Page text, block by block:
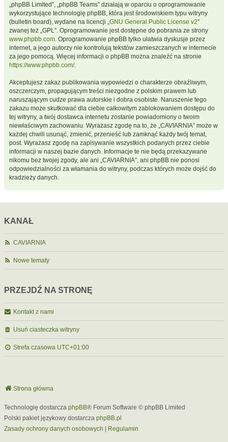
„phpBB Limited”, „phpBB Teams” działają w oparciu o oprogramowanie
wykorzystujące technologię phpBB, która jest środowiskiem typu witryny
(bulletin board), wydane na licencji „GNU General Public License v2”
zwanej też „GPL”. Oprogramowanie jest dostępne do pobrania ze strony
www.phpbb.com. Oprogramowanie phpBB tylko ułatwia dyskusje przez
internet, a jego autorzy nie kontrolują tekstów zamieszczanych w internecie
za jego pomocą. Więcej informacji o phpBB można znaleźć na stronie
https://www.phpbb.com/.
Akceptujesz zakaz publikowania wypowiedzi o charakterze obraźliwym,
oszczerczym, propagującym treści niezgodne z polskim prawem lub
naruszającym cudze prawa autorskie i dobra osobiste. Naruszenie tego
zakazu może skutkować dla ciebie całkowitym zablokowaniem dostępu do
tej witryny, a twój dostawca internetu zostanie powiadomiony o twoim
niewłaściwym zachowaniu. Wyrażasz zgodę na to, że „CAVIARNIA” może w
każdej chwili usunąć, zmienić, przenieść lub zamknąć każdy twój temat,
post. Wyrażasz zgodę na zapisywanie wszystkich podanych przez ciebie
informacji w naszej bazie danych. Informacje te nie będą przekazywane
nikomu bez twojej zgody, ale ani „CAVIARNIA”, ani phpBB nie ponosi
odpowiedzialności za włamania do witryny, podczas których może dojść do
kradzieży danych.
KANAŁ
CAVIARNIA
Nowe tematy
PRZEJDŹ NA STRONĘ
Kontakt z nami
Usuń ciasteczka witryny
Strefa czasowa UTC+01:00
Strona główna
Technologię dostarcza phpBB® Forum Software © phpBB Limited
Polski pakiet językowy dostarcza phpBB.pl
Zasady ochrony danych osobowych
Regulamin